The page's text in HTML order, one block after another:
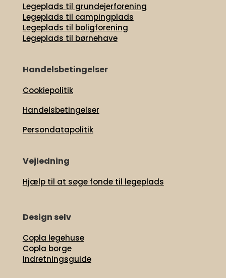
Legeplads til grundejerforening
Legeplads til campingplads
Legeplads til boligforening
Legeplads til børnehave
Handelsbetingelser
Cookiepolitik
Handelsbetingelser
Persondatapolitik
Vejledning
Hjælp til at søge fonde til legeplads
Design selv
Copla legehuse
Copla borge
Indretningsguide